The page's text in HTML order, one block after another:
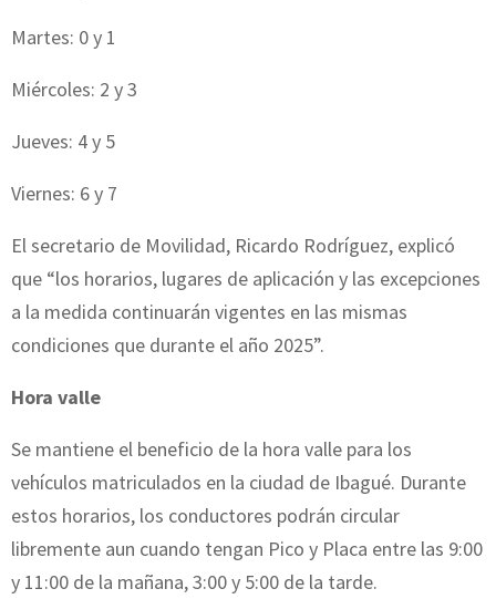
Martes: 0 y 1
Miércoles: 2 y 3
Jueves: 4 y 5
Viernes: 6 y 7
El secretario de Movilidad, Ricardo Rodríguez, explicó
que “los horarios, lugares de aplicación y las excepciones
a la medida continuarán vigentes en las mismas
condiciones que durante el año 2025”.
Hora valle
Se mantiene el beneficio de la hora valle para los
vehículos matriculados en la ciudad de Ibagué. Durante
estos horarios, los conductores podrán circular
libremente aun cuando tengan Pico y Placa entre las 9:00
y 11:00 de la mañana, 3:00 y 5:00 de la tarde.